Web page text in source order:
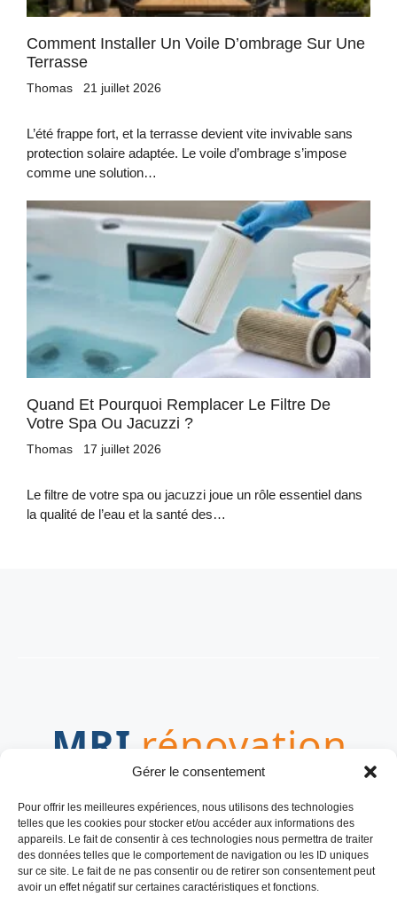
Gérer le consentement
Pour offrir les meilleures expériences, nous utilisons des technologies
telles que les cookies pour stocker et/ou accéder aux informations des
appareils. Le fait de consentir à ces technologies nous permettra de traiter
des données telles que le comportement de navigation ou les ID uniques
sur ce site. Le fait de ne pas consentir ou de retirer son consentement peut
avoir un effet négatif sur certaines caractéristiques et fonctions.
Comment Installer Un Voile D’ombrage Sur Une
Terrasse
Thomas 21 juillet 2026
L’été frappe fort, et la terrasse devient vite invivable sans
protection solaire adaptée. Le voile d’ombrage s’impose
comme une solution…
Quand Et Pourquoi Remplacer Le Filtre De
Votre Spa Ou Jacuzzi ?
Thomas 17 juillet 2026
Le filtre de votre spa ou jacuzzi joue un rôle essentiel dans
la qualité de l’eau et la santé des…
TRAVAUX